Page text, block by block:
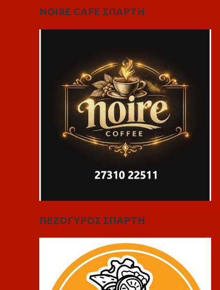
NOIRE CAFE ΣΠΑΡΤΗ
ΠΕΖΟΓΥΡΟΣ ΣΠΑΡΤΗ